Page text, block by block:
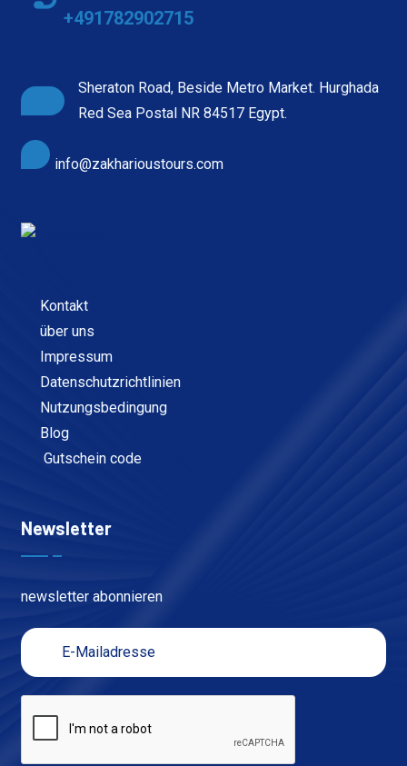
+491782902715
Sheraton Road, Beside Metro Market. Hurghada
Red Sea Postal NR 84517 Egypt.
info@zakharioustours.com
Kontakt
über uns
Impressum
Datenschutzrichtlinien
Nutzungsbedingung
Blog
Gutschein code
Newsletter
newsletter abonnieren